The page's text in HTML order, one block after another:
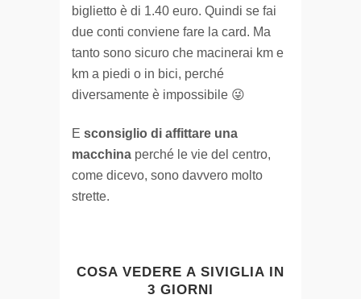
biglietto è di 1.40 euro. Quindi se fai
due conti conviene fare la card. Ma
tanto sono sicuro che macinerai km e
km a piedi o in bici, perché
diversamente è impossibile 😜
E sconsiglio di affittare una
macchina perché le vie del centro,
come dicevo, sono davvero molto
strette.
COSA VEDERE A SIVIGLIA IN
3 GIORNI